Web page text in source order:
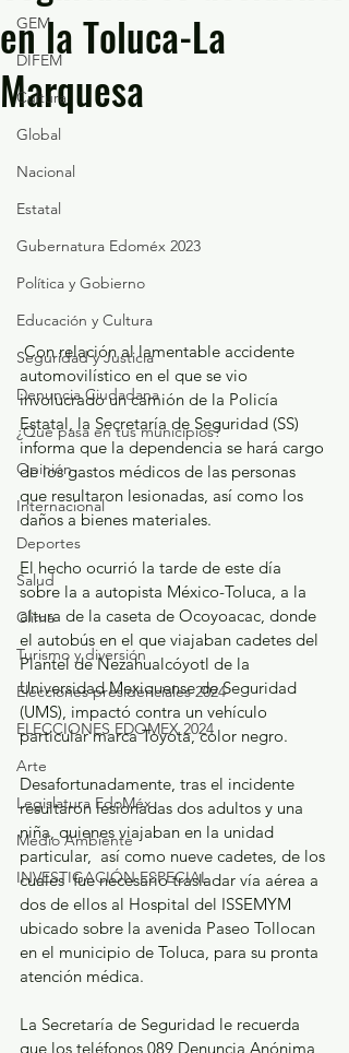
GEM
DIFEM
Cultura
Global
Nacional
Estatal
Gubernatura Edoméx 2023
Política y Gobierno
Educación y Cultura
Seguridad y Justicia
Denuncia Ciudadana
¿Qué pasa en tus municipios?
Opinión
Internacional
Deportes
Salud
Clima
Turismo y diversión
Elecciones presidenciales 2024
ELECCIONES EDOMEX 2024
Arte
Legislatura EdoMéx
Medio Ambiente
INVESTIGACIÓN ESPECIAL
en la Toluca-La
Marquesa
Con relación al lamentable accidente
automovilístico en el que se vio
involucrado un camión de la Policía
Estatal, la Secretaría de Seguridad (SS)
informa que la dependencia se hará cargo
de los gastos médicos de las personas
que resultaron lesionadas, así como los
daños a bienes materiales.
El hecho ocurrió la tarde de este día
sobre la a autopista México-Toluca, a la
altura de la caseta de Ocoyoacac, donde
el autobús en el que viajaban cadetes del
Plantel de Nezahualcóyotl de la
Universidad Mexiquense de Seguridad
(UMS), impactó contra un vehículo
particular marca Toyota, color negro.
Desafortunadamente, tras el incidente
resultaron lesionadas dos adultos y una
niña, quienes viajaban en la unidad
particular,  así como nueve cadetes, de los
cuales  fue necesario trasladar vía aérea a
dos de ellos al Hospital del ISSEMYM
ubicado sobre la avenida Paseo Tollocan
en el municipio de Toluca, para su pronta
atención médica.
La Secretaría de Seguridad le recuerda
que los teléfonos 089 Denuncia Anónima